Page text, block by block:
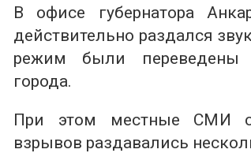
В офисе губернатора
действительно раздался
режим были
города.
При этом местные СМИ
взрывов раздавались